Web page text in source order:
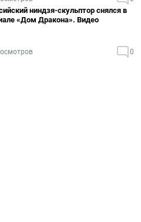
ниндзя-скульптор снялся в
«Дом Дракона». Видео
0